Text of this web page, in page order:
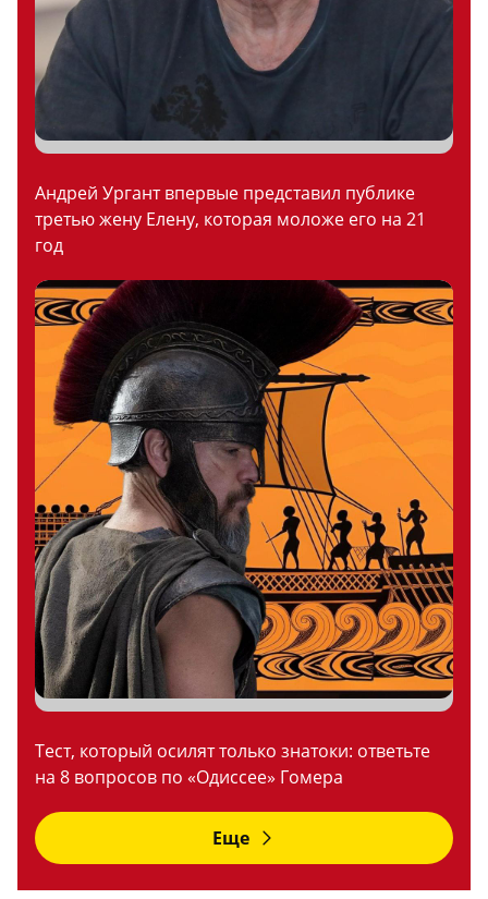
Андрей Ургант впервые представил публике
третью жену Елену, которая моложе его на 21
год
Тест, который осилят только знатоки: ответьте
на 8 вопросов по «Одиссее» Гомера
Еще